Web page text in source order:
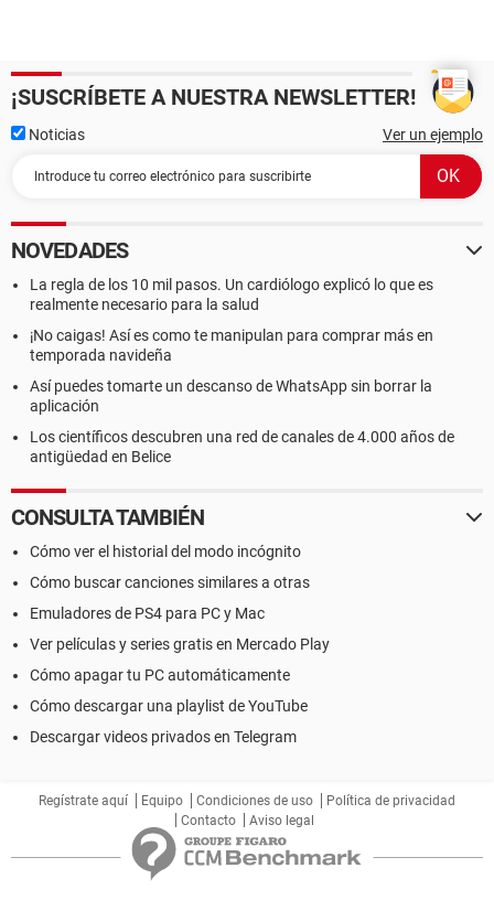
¡SUSCRÍBETE A NUESTRA NEWSLETTER!
Noticias Ver un ejemplo
NOVEDADES
La regla de los 10 mil pasos. Un cardiólogo explicó lo que es
realmente necesario para la salud
¡No caigas! Así es como te manipulan para comprar más en
temporada navideña
Así puedes tomarte un descanso de WhatsApp sin borrar la
aplicación
Los científicos descubren una red de canales de 4.000 años de
antigüedad en Belice
CONSULTA TAMBIÉN
Cómo ver el historial del modo incógnito
Cómo buscar canciones similares a otras
Emuladores de PS4 para PC y Mac
Ver películas y series gratis en Mercado Play
Cómo apagar tu PC automáticamente
Cómo descargar una playlist de YouTube
Descargar videos privados en Telegram
Regístrate aquí Equipo Condiciones de uso
Política de privacidad
Contacto
Aviso legal